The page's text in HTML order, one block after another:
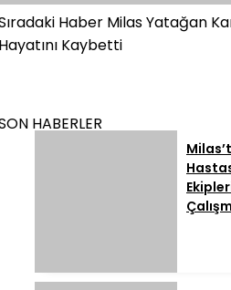
Haber Milas Yatağan
Kaybetti
HABERLER